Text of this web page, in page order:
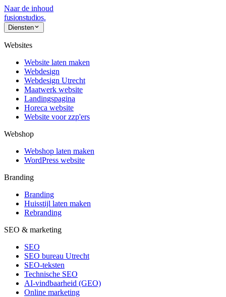
Naar de inhoud
fusionstudios.
Diensten
Websites
Website laten maken
Webdesign
Webdesign Utrecht
Maatwerk website
Landingspagina
Horeca website
Website voor zzp'ers
Webshop
Webshop laten maken
WordPress website
Branding
Branding
Huisstijl laten maken
Rebranding
SEO & marketing
SEO
SEO bureau Utrecht
SEO-teksten
Technische SEO
AI-vindbaarheid (GEO)
Online marketing